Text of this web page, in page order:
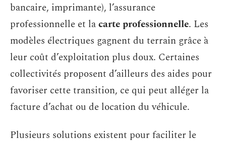
bancaire, imprimante), l’assurance
professionnelle et lacarte professionnelle. Les
modèles électriques gagnent du terrain grâce à
leur coût d’exploitation plus doux. Certaines
collectivités proposent d’ailleurs des aides pour
favoriser cette transition, ce qui peut alléger la
facture d’achat ou de location du véhicule.
Plusieurs solutions existent pour faciliter le